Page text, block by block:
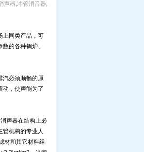
声器,冲管消音器,
上同类产品，可
的各种锅炉、
汽必须顺畅的原
动，使声能为了
声器在结构上必
管机构的专业人
材和其它材料组